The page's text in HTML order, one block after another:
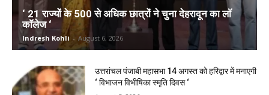
‘ 21 राज्यों के 500 से अधिक छात्रों ने चुना देहरादून का लाॅ
काॅलेज ‘
Indresh Kohli - August 6, 2026
उत्तरांचल पंजाबी महासभा 14 अगस्त को हरिद्वार में मनाएगी
‘ विभाजन विभीषिका स्मृति दिवस ‘